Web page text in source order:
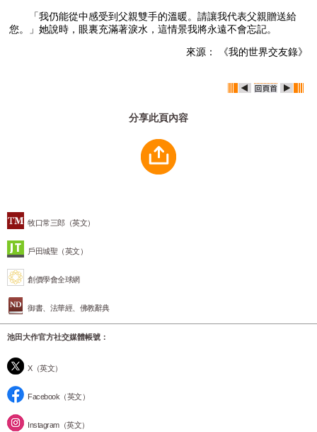
牧口常三郎（英文）
戶田城聖（英文）
創價學會全球網
御書、法華經、佛教辭典
池田大作官方社交媒體帳號：
X（英文）
Facebook（英文）
Instagram（英文）
「我仍能從中感受到父親雙手的溫暖。請讓我代表父親贈送給
您。」她說時，眼裏充滿著淚水，這情景我將永遠不會忘記。
來源： 《我的世界交友錄》
分享此頁內容